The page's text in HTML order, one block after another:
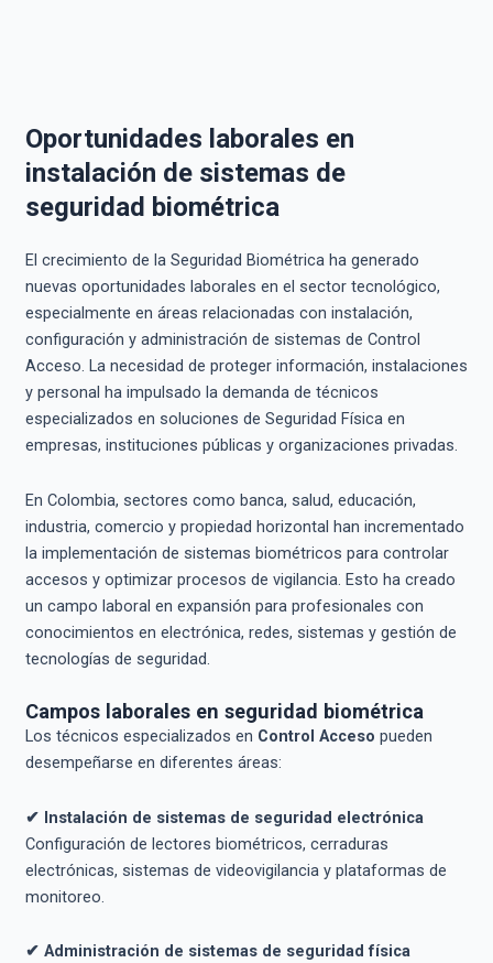
Oportunidades laborales en
instalación de sistemas de
seguridad biométrica
El crecimiento de la Seguridad Biométrica ha generado
nuevas oportunidades laborales en el sector tecnológico,
especialmente en áreas relacionadas con instalación,
configuración y administración de sistemas de Control
Acceso. La necesidad de proteger información, instalaciones
y personal ha impulsado la demanda de técnicos
especializados en soluciones de Seguridad Física en
empresas, instituciones públicas y organizaciones privadas.
En Colombia, sectores como banca, salud, educación,
industria, comercio y propiedad horizontal han incrementado
la implementación de sistemas biométricos para controlar
accesos y optimizar procesos de vigilancia. Esto ha creado
un campo laboral en expansión para profesionales con
conocimientos en electrónica, redes, sistemas y gestión de
tecnologías de seguridad.
Campos laborales en seguridad biométrica
Los técnicos especializados en Control Acceso pueden
desempeñarse en diferentes áreas:
✔ Instalación de sistemas de seguridad electrónica
Configuración de lectores biométricos, cerraduras
electrónicas, sistemas de videovigilancia y plataformas de
monitoreo.
✔ Administración de sistemas de seguridad física